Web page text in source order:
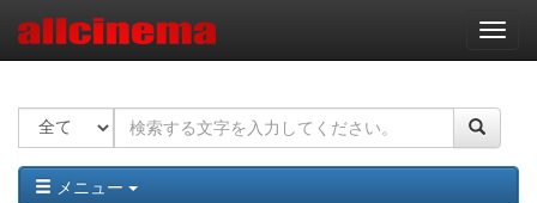
ナ
ビ
ー
ョ
ン
メニュー